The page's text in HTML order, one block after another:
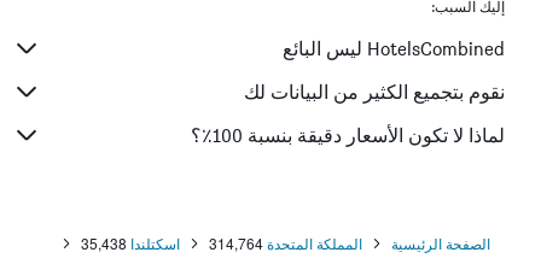
إليك السبب:
HotelsCombined ليس البائع
نقوم بتجميع الكثير من البيانات لك
لماذا لا تكون الأسعار دقيقة بنسبة 100٪؟
الصفحة الرئيسية المملكة المتحدة 314,764 اسكتلندا 35,438